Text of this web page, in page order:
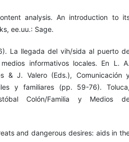
analysis. An introduction to
ee.uu.: Sage.
La llegada del vih/sida al puerto
informativos locales. En L.
& J. Valero (Eds.), Comunicación
y familiares (pp. 59-76).
Colón/Familia y Medios
and dangerous desires: aids in